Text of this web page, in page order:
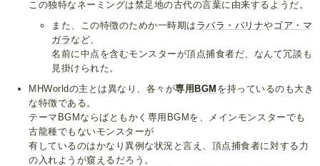
この独特なネーミングは禁足地の古代の言葉に由来するようだ。
また、この特徴のためか一時期は ラバラ・バリナや ゴア・マ
ガラ など、
名前に中点を含むモンスターが頂点捕食者だ、なんて冗談も
見掛けられた。
MHWorldの主とは異なり、各々が専用 BGM を持っているのも大き
な特徴である。
テーマBGMならばともかく専用BGMを、メインモンスターでも
古龍種でもないモンスターが
有しているのはかなり異例な状況と言え、頂点捕食者に対する力
の入れようが窺えるだろう。